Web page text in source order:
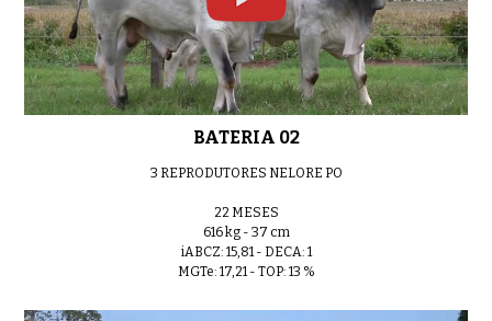
0:46 BATERIA 10
BATERIA 11
BATERIA 02
3 REPRODUTORES NELORE PO
22 MESES
616 kg - 37 cm
iABCZ: 15,81 - DECA: 1
MGTe: 17,21 - TOP: 13 %